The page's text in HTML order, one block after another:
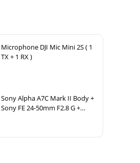
Microphone DJI Mic Mini 2S ( 1
TX + 1 RX )
Sony Alpha A7C Mark II Body +
Sony FE 24-50mm F2.8 G +
3766